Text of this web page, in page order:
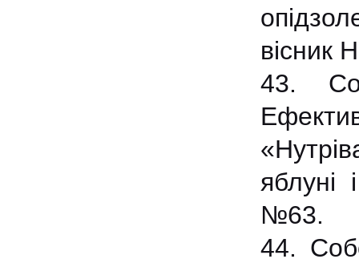
вісник
43.
яблуні
№63.
44.